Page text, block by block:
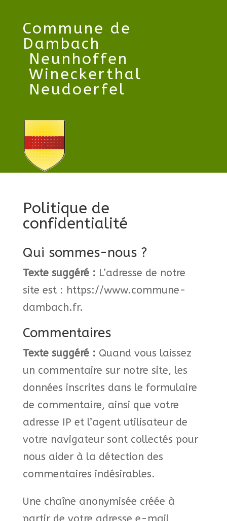
Commune de
Dambach
Neunhoffen
Wineckerthal
Neudoerfel
Politique de
confidentialité
Qui sommes-nous ?
Texte suggéré : L’adresse de notre
site est : https://www.commune-
dambach.fr.
Commentaires
Texte suggéré : Quand vous laissez
un commentaire sur notre site, les
données inscrites dans le formulaire
de commentaire, ainsi que votre
adresse IP et l’agent utilisateur de
votre navigateur sont collectés pour
nous aider à la détection des
commentaires indésirables.
Une chaîne anonymisée créée à